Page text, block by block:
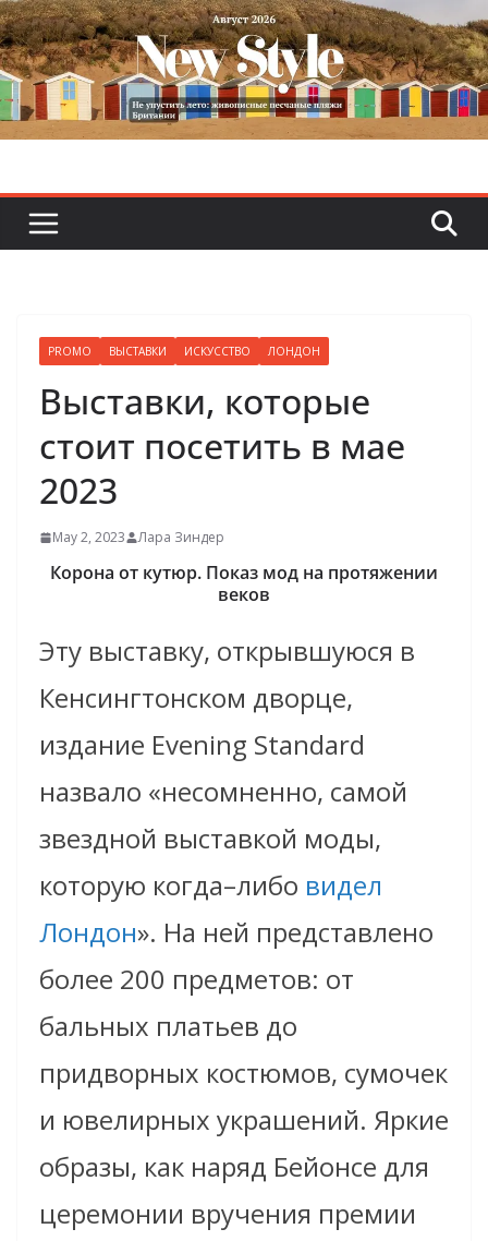
Skip
to
content
PROMO ВЫСТАВКИ ИСКУССТВО ЛОНДОН
Выставки, которые
стоит посетить в мае
2023
May 2, 2023 Лара Зиндер
Корона от кутюр. Показ мод на протяжении
веков
Эту выставку, открывшуюся в
Кенсингтонском дворце,
издание Evening Standard
назвало «несомненно, самой
звездной выставкой моды,
которую когда–либо видел
Лондон». На ней представлено
более 200 предметов: от
бальных платьев до
придворных костюмов, сумочек
и ювелирных украшений. Яркие
образы, как наряд Бейонсе для
церемонии вручения премии